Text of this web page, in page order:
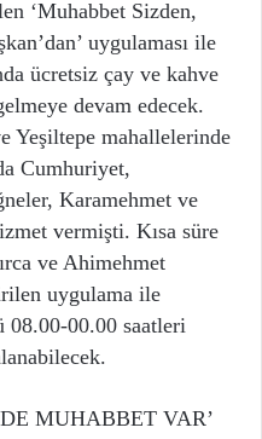
‘Muhabbet Sizden,
uygulaması ile
ücretsiz çay ve kahve
devam edecek.
Yeşiltepe mahallelerinde
Cumhuriyet,
Karamehmet ve
vermişti. Kısa süre
ve Ahimehmet
uygulama ile
08.00-00.00 saatleri
MUHABBET VAR’